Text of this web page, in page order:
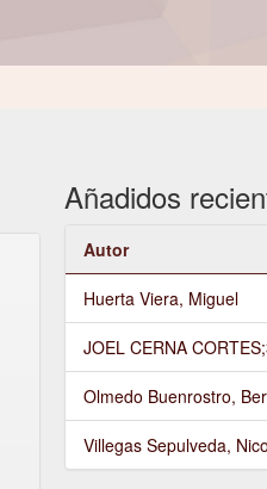
Añadidos
Autor
Huerta Viera, Miguel
JOEL CERNA
Olmedo Buenrostro,
Villegas Sepulveda,